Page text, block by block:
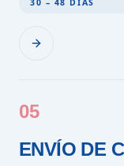
30 – 48 DÍAS
05
ENVÍO DE